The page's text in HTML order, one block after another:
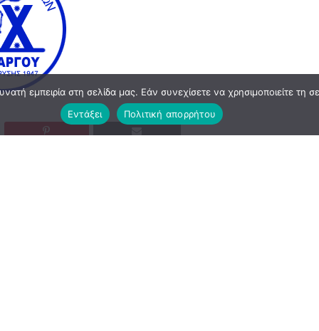
εμπειρία στη σελίδα μας. Εάν συνεχίσετε να χρησιμοποιείτε τη
Εντάξει
Πολιτική απορρήτου